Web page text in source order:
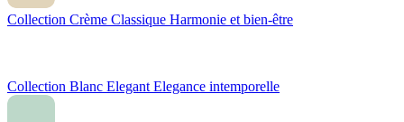
Collection Crème Classique Harmonie et bien-être
Collection Blanc Elegant Elegance intemporelle